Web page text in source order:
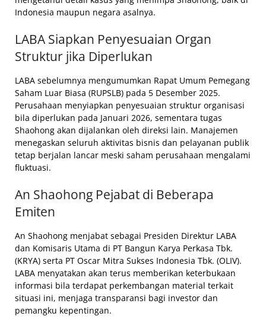
Indonesia maupun negara asalnya.
LABA Siapkan Penyesuaian Organ
Struktur jika Diperlukan
LABA sebelumnya mengumumkan Rapat Umum Pemegang
Saham Luar Biasa (RUPSLB) pada 5 Desember 2025.
Perusahaan menyiapkan penyesuaian struktur organisasi
bila diperlukan pada Januari 2026, sementara tugas
Shaohong akan dijalankan oleh direksi lain. Manajemen
menegaskan seluruh aktivitas bisnis dan pelayanan publik
tetap berjalan lancar meski saham perusahaan mengalami
fluktuasi.
An Shaohong Pejabat di Beberapa
Emiten
An Shaohong menjabat sebagai Presiden Direktur LABA
dan Komisaris Utama di PT Bangun Karya Perkasa Tbk.
(KRYA) serta PT Oscar Mitra Sukses Indonesia Tbk. (OLIV).
LABA menyatakan akan terus memberikan keterbukaan
informasi bila terdapat perkembangan material terkait
situasi ini, menjaga transparansi bagi investor dan
pemangku kepentingan.